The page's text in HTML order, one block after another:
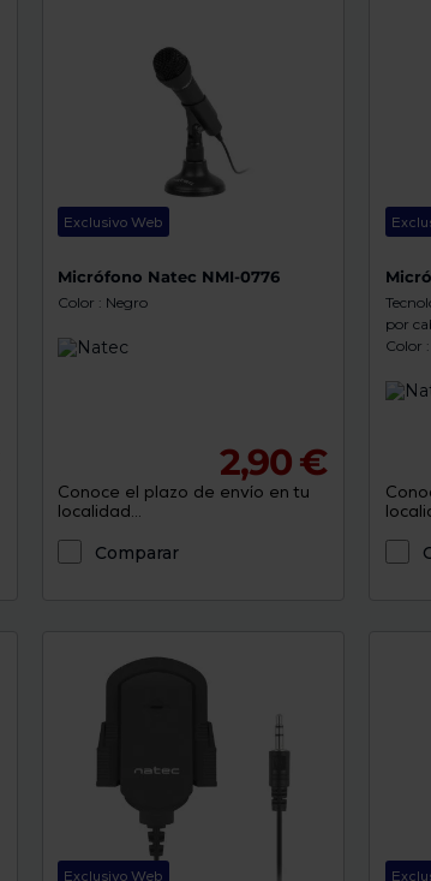
Exclusivo Web
Micrófono Natec NMI-0776
Color : Negro
2,90 €
Conoce el plazo de envío en tu
localidad...
Comparar
por
Color
Exclusivo Web